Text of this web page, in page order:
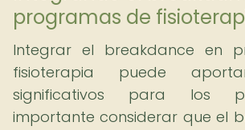
programas de
Integrar el breakdance en
fisioterapia puede
significativos para los
importante considerar que el